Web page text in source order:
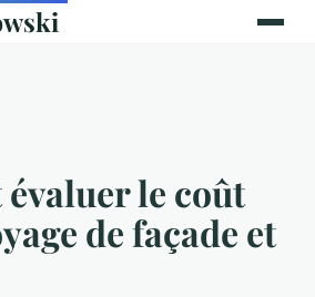
le coût
de façade et